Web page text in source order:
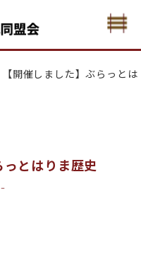
進活性化・同盟会
【開催しました】ぶらっとは
っとはりま歴史